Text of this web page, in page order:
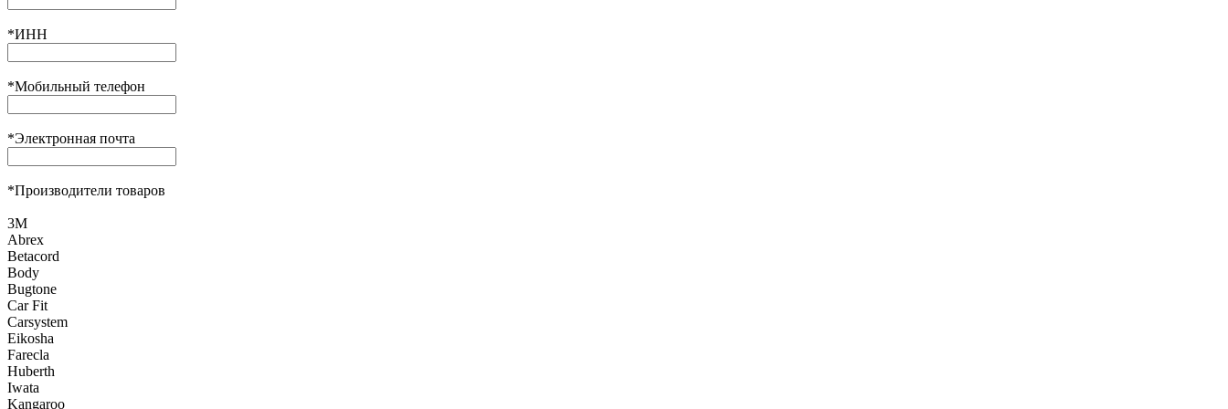
*ИНН
*Мобильный телефон
*Электронная почта
*Производители товаров
3М
Abrex
Betacord
Body
Bugtone
Car Fit
Carsystem
Eikosha
Farecla
Huberth
Iwata
Kangaroo